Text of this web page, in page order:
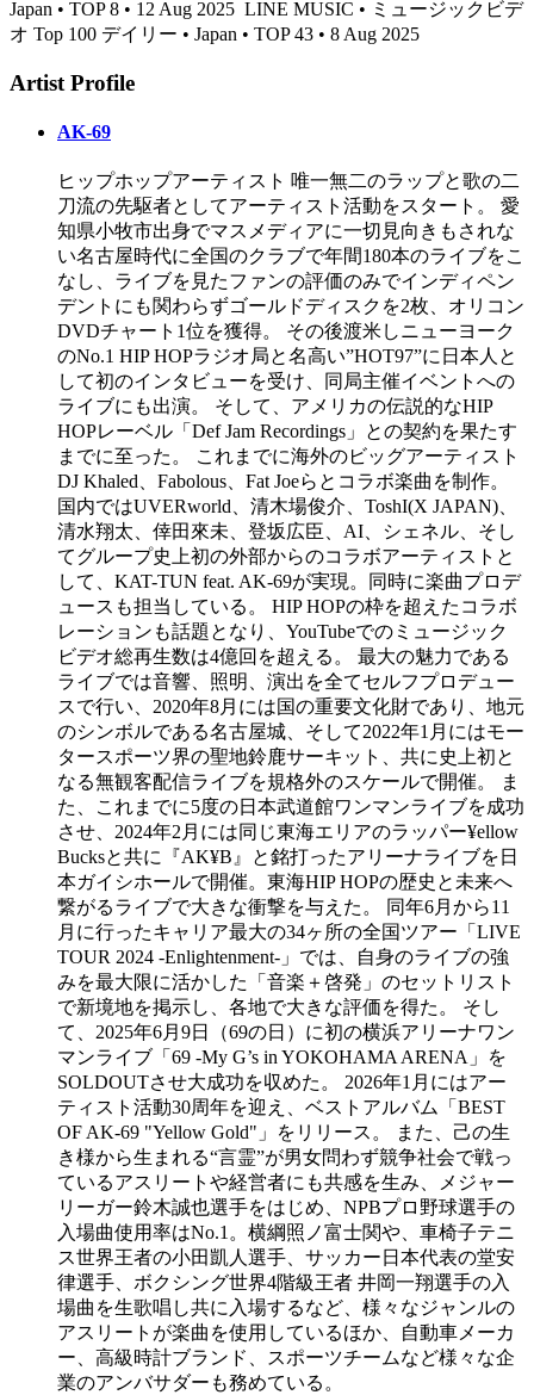
Japan • TOP 8 • 12 Aug 2025 LINE MUSIC • ミュージックビデ
オ Top 100 デイリー • Japan • TOP 43 • 8 Aug 2025
Artist Profile
AK-69
ヒップホップアーティスト 唯一無二のラップと歌の二
刀流の先駆者としてアーティスト活動をスタート。 愛
知県小牧市出身でマスメディアに一切見向きもされな
い名古屋時代に全国のクラブで年間180本のライブをこ
なし、ライブを見たファンの評価のみでインディペン
デントにも関わらずゴールドディスクを2枚、オリコン
DVDチャート1位を獲得。 その後渡米しニューヨーク
のNo.1 HIP HOPラジオ局と名高い”HOT97”に日本人と
して初のインタビューを受け、同局主催イベントへの
ライブにも出演。 そして、アメリカの伝説的なHIP
HOPレーベル「Def Jam Recordings」との契約を果たす
までに至った。 これまでに海外のビッグアーティスト
DJ Khaled、Fabolous、Fat Joeらとコラボ楽曲を制作。
国内ではUVERworld、清木場俊介、ToshI(X JAPAN)、
清水翔太、倖田來未、登坂広臣、AI、シェネル、そし
てグループ史上初の外部からのコラボアーティストと
して、KAT-TUN feat. AK-69が実現。同時に楽曲プロデ
ュースも担当している。 HIP HOPの枠を超えたコラボ
レーションも話題となり、YouTubeでのミュージック
ビデオ総再生数は4億回を超える。 最大の魅力である
ライブでは音響、照明、演出を全てセルフプロデュー
スで行い、2020年8月には国の重要文化財であり、地元
のシンボルである名古屋城、そして2022年1月にはモー
タースポーツ界の聖地鈴鹿サーキット、共に史上初と
なる無観客配信ライブを規格外のスケールで開催。 ま
た、これまでに5度の日本武道館ワンマンライブを成功
させ、2024年2月には同じ東海エリアのラッパー¥ellow
Bucksと共に『AK¥B』と銘打ったアリーナライブを日
本ガイシホールで開催。東海HIP HOPの歴史と未来へ
繋がるライブで大きな衝撃を与えた。 同年6月から11
月に行ったキャリア最大の34ヶ所の全国ツアー「LIVE
TOUR 2024 -Enlightenment-」では、自身のライブの強
みを最大限に活かした「音楽＋啓発」のセットリスト
で新境地を掲示し、各地で大きな評価を得た。 そし
て、2025年6月9日（69の日）に初の横浜アリーナワン
マンライブ「69 -My G’s in YOKOHAMA ARENA」を
SOLDOUTさせ大成功を収めた。 2026年1月にはアー
ティスト活動30周年を迎え、ベストアルバム「BEST
OF AK-69 "Yellow Gold"」をリリース。 また、己の生
き様から生まれる“言霊”が男女問わず競争社会で戦っ
ているアスリートや経営者にも共感を生み、メジャー
リーガー鈴木誠也選手をはじめ、NPBプロ野球選手の
入場曲使用率はNo.1。横綱照ノ富士関や、車椅子テニ
ス世界王者の小田凱人選手、サッカー日本代表の堂安
律選手、ボクシング世界4階級王者 井岡一翔選手の入
場曲を生歌唱し共に入場するなど、様々なジャンルの
アスリートが楽曲を使用しているほか、自動車メーカ
ー、高級時計ブランド、スポーツチームなど様々な企
業のアンバサダーも務めている。